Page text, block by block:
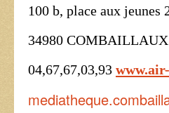
100 b, place aux jeunes
34980 COMBAILLAUX
04,67,67,03,93